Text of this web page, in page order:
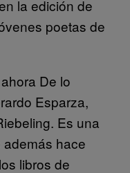
la edición de
poetas de
De lo
Esparza,
Es una
hace
libros de